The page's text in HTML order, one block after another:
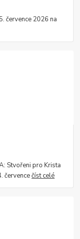
července 2026 na
Stvořeni pro Krista
červencečíst celé